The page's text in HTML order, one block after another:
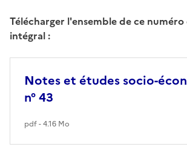
Télécharger l'ensemble de ce
intégral :
Notes et études socio-
n° 43
pdf - 4.16 Mo